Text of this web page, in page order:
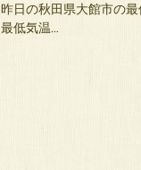
昨日の秋田県大館市の
最低気温…